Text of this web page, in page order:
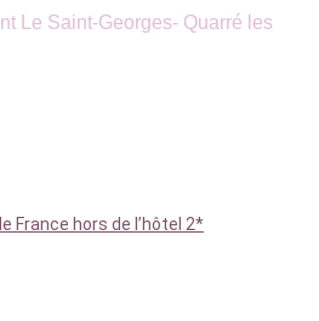
Le Saint-Georges- Quarré les
France hors de l’hôtel 2*